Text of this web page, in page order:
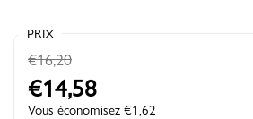
PRIX
€14,58
€16,20
Vous économisez €1,62